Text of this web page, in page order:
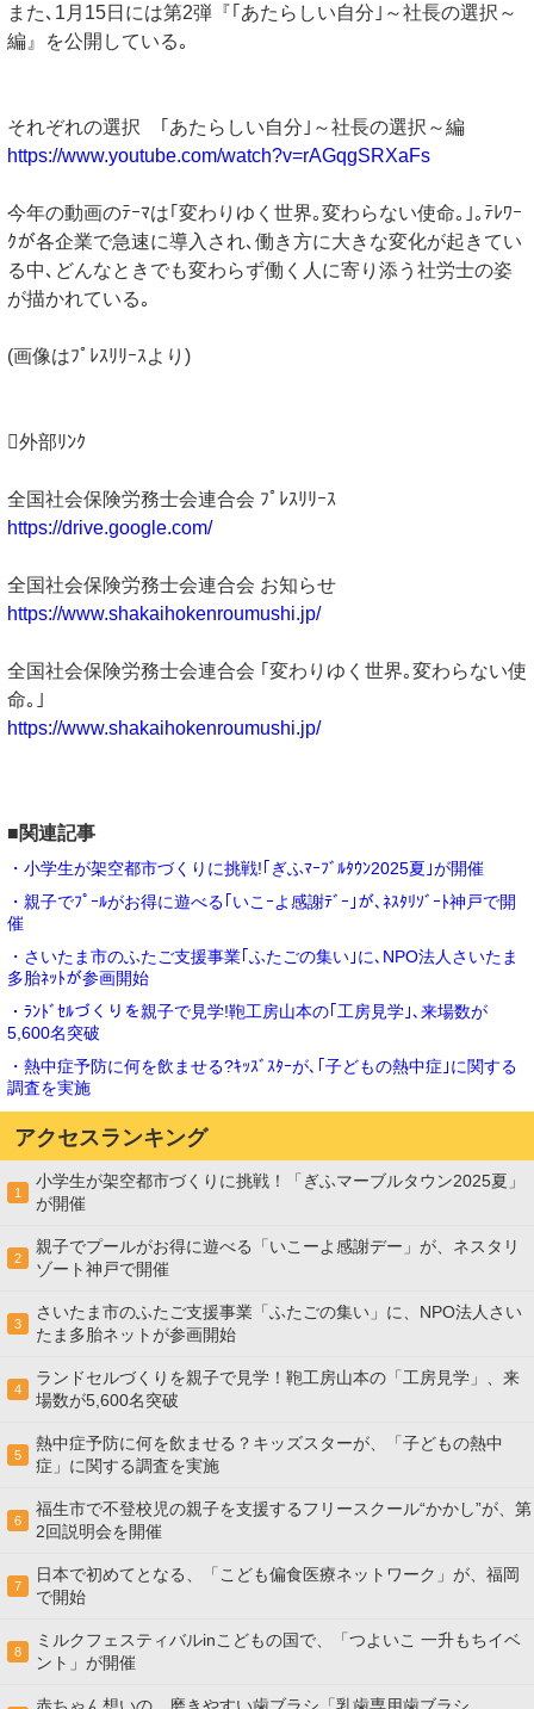
また､1月15日には第2弾『｢あたらしい自分｣～社長の選択～
編』を公開している｡
それぞれの選択 ｢あたらしい自分｣～社長の選択～編
https://www.youtube.com/watch?v=rAGqgSRXaFs
今年の動画のﾃｰﾏは｢変わりゆく世界｡変わらない使命｡｣｡ﾃﾚﾜｰ
ｸが各企業で急速に導入され､働き方に大きな変化が起きてい
る中､どんなときでも変わらず働く人に寄り添う社労士の姿
が描かれている｡
(画像はﾌﾟﾚｽﾘﾘｰｽより)
外部ﾘﾝｸ
全国社会保険労務士会連合会 ﾌﾟﾚｽﾘﾘｰｽ
https://drive.google.com/
全国社会保険労務士会連合会 お知らせ
https://www.shakaihokenroumushi.jp/
全国社会保険労務士会連合会 ｢変わりゆく世界｡変わらない使
命｡｣
https://www.shakaihokenroumushi.jp/
■関連記事
・小学生が架空都市づくりに挑戦!｢ぎふﾏｰﾌﾞﾙﾀｳﾝ2025夏｣が開催
・親子でﾌﾟｰﾙがお得に遊べる｢いこｰよ感謝ﾃﾞｰ｣が､ﾈｽﾀﾘｿﾞｰﾄ神戸で開
催
・さいたま市のふたご支援事業｢ふたごの集い｣に､NPO法人さいたま
多胎ﾈｯﾄが参画開始
・ﾗﾝﾄﾞｾﾙづくりを親子で見学!鞄工房山本の｢工房見学｣､来場数が
5,600名突破
・熱中症予防に何を飲ませる?ｷｯｽﾞｽﾀｰが､｢子どもの熱中症｣に関する
調査を実施
アクセスランキング
1
小学生が架空都市づくりに挑戦！「ぎふマーブルタウン2025夏」
が開催
2
親子でプールがお得に遊べる「いこーよ感謝デー」が、ネスタリ
ゾート神戸で開催
3
さいたま市のふたご支援事業「ふたごの集い」に、NPO法人さい
たま多胎ネットが参画開始
4
ランドセルづくりを親子で見学！鞄工房山本の「工房見学」、来
場数が5,600名突破
5
熱中症予防に何を飲ませる？キッズスターが、「子どもの熱中
症」に関する調査を実施
6
福生市で不登校児の親子を支援するフリースクール“かかし”が、第
2回説明会を開催
7
日本で初めてとなる、「こども偏食医療ネットワーク」が、福岡
で開始
8
ミルクフェスティバルinこどもの国で、「つよいこ 一升もちイベ
ント」が開催